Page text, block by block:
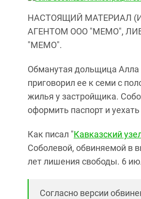
НАСТОЯЩИЙ МАТЕРИАЛ
АГЕНТОМ ООО "МЕМО",
"МЕМО".
Обманутая дольщица Алла
приговорил ее к семи с
жилья у застройщика.
оформить паспорт и
Как писал "Кавказский
Соболевой, обвиняемой в
лет лишения свободы. 6
Согласно версии